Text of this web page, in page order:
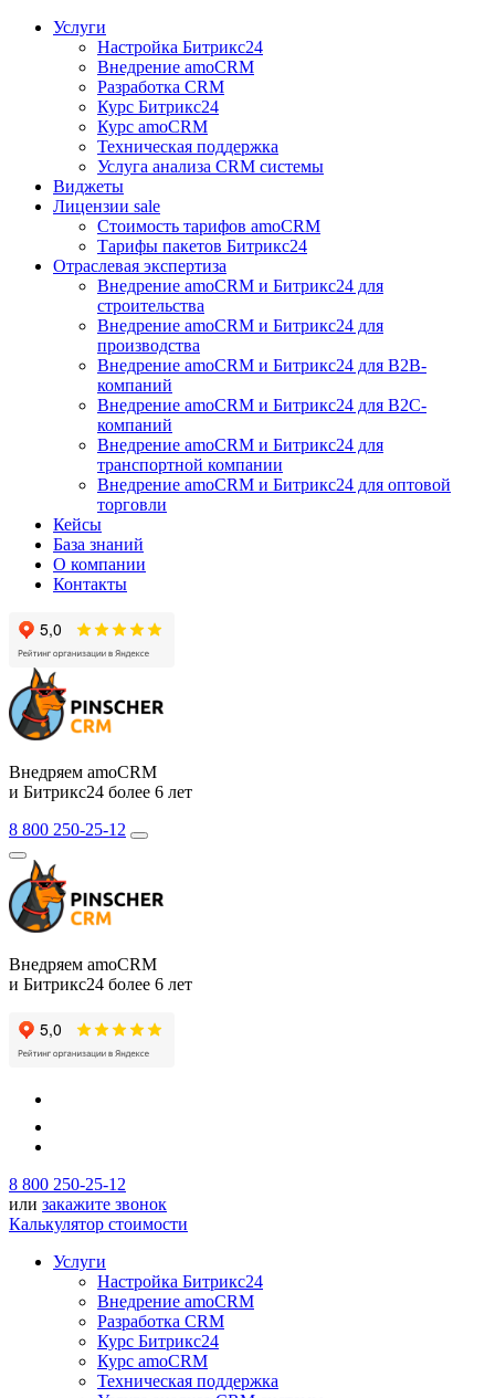
Услуги
Настройка Битрикс24
Внедрение amoCRM
Разработка CRM
Курс Битрикс24
Курс amoCRM
Техническая поддержка
Услуга анализа CRM системы
Виджеты
Лицензии sale
Стоимость тарифов amoCRM
Тарифы пакетов Битрикс24
Отраслевая экспертиза
Внедрение amoCRM и Битрикс24 для
строительства
Внедрение amoCRM и Битрикс24 для
производства
Внедрение amoCRM и Битрикс24 для В2В-
компаний
Внедрение amoCRM и Битрикс24 для В2С-
компаний
Внедрение amoCRM и Битрикс24 для
транспортной компании
Внедрение amoCRM и Битрикс24 для оптовой
торговли
Кейсы
База знаний
О компании
Контакты
Внедряем amoCRM
и Битрикс24 более 6 лет
8 800 250-25-12
Внедряем amoCRM
и Битрикс24 более 6 лет
8 800 250-25-12
или закажите звонок
Калькулятор стоимости
Услуги
Настройка Битрикс24
Внедрение amoCRM
Разработка CRM
Курс Битрикс24
Курс amoCRM
Техническая поддержка